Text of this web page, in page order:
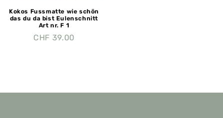
Kokos Fussmatte wie schön
das du da bist Eulenschnitt
Art nr. F 1
CHF 39.00